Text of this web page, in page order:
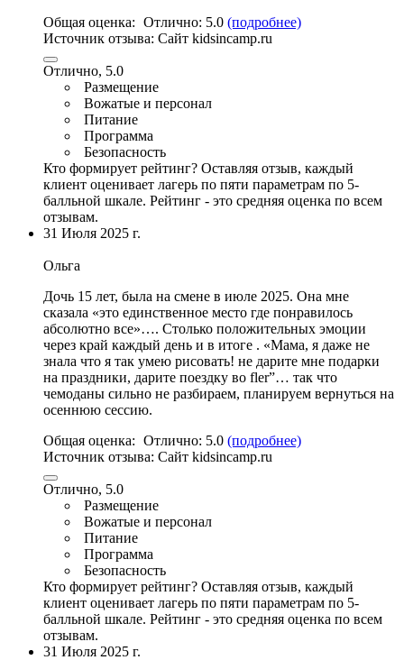
Общая оценка: Отлично: 5.0 (подробнее)
Источник отзыва: Cайт kidsincamp.ru
Отлично, 5.0
Размещение
Вожатые и персонал
Питание
Программа
Безопасность
Кто формирует рейтинг? Оставляя отзыв, каждый
клиент оценивает лагерь по пяти параметрам по 5-
балльной шкале. Рейтинг - это средняя оценка по всем
отзывам.
31 Июля 2025 г.
Ольга
Дочь 15 лет, была на смене в июле 2025. Она мне
сказала «это единственное место где понравилось
абсолютно все»…. Столько положительных эмоции
через край каждый день и в итоге . «Мама, я даже не
знала что я так умею рисовать! не дарите мне подарки
на праздники, дарите поездку во fler”… так что
чемоданы сильно не разбираем, планируем вернуться на
осеннюю сессию.
Общая оценка: Отлично: 5.0 (подробнее)
Источник отзыва: Cайт kidsincamp.ru
Отлично, 5.0
Размещение
Вожатые и персонал
Питание
Программа
Безопасность
Кто формирует рейтинг? Оставляя отзыв, каждый
клиент оценивает лагерь по пяти параметрам по 5-
балльной шкале. Рейтинг - это средняя оценка по всем
отзывам.
31 Июля 2025 г.